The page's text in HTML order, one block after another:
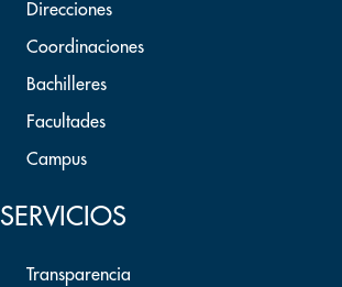
Direcciones
Coordinaciones
Bachilleres
Facultades
Campus
SERVICIOS
Transparencia